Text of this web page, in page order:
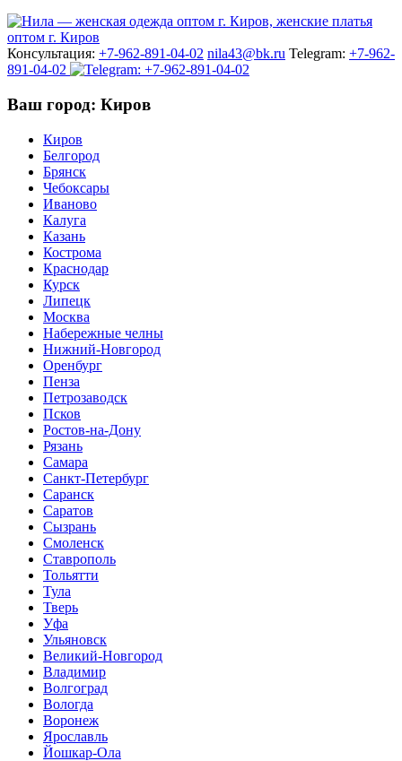
Консультация: +7-962-891-04-02 nila43@bk.ru Telegram: +7-962-
891-04-02
Ваш город: Киров
Киров
Белгород
Брянск
Чебоксары
Иваново
Калуга
Казань
Кострома
Краснодар
Курск
Липецк
Москва
Набережные челны
Нижний-Новгород
Оренбург
Пенза
Петрозаводск
Псков
Ростов-на-Дону
Рязань
Самара
Санкт-Петербург
Саранск
Саратов
Сызрань
Смоленск
Ставрополь
Тольятти
Тула
Тверь
Уфа
Ульяновск
Великий-Новгород
Владимир
Волгоград
Вологда
Воронеж
Ярославль
Йошкар-Ола